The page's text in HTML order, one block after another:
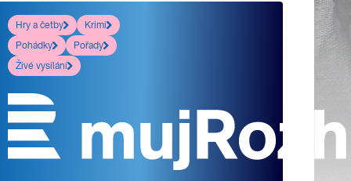
Hry a četby
Krimi
Pohádky
Pořady
Živé vysílání